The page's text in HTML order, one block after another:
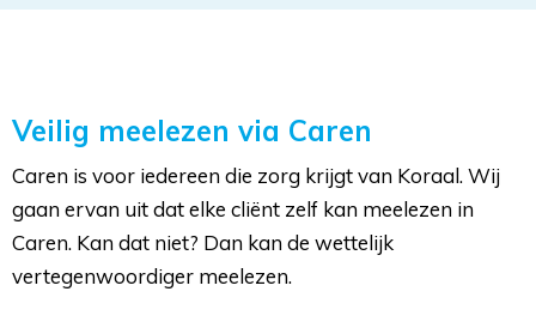
Veilig meelezen via Caren
Caren is voor iedereen die zorg krijgt van Koraal. Wij
gaan ervan uit dat elke cliënt zelf kan meelezen in
Caren. Kan dat niet? Dan kan de wettelijk
vertegenwoordiger meelezen.